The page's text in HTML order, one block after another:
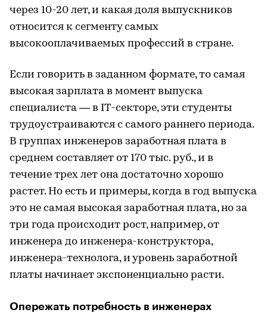
через 10-20 лет, и какая доля выпускников
относится к сегменту самых
высокооплачиваемых профессий в стране.
Если говорить в заданном формате, то самая
высокая зарплата в момент выпуска
специалиста — в IT-секторе, эти студенты
трудоустраиваются с самого раннего периода.
В группах инженеров заработная плата в
среднем составляет от 170 тыс. руб., и в
течение трех лет она достаточно хорошо
растет. Но есть и примеры, когда в год выпуска
это не самая высокая заработная плата, но за
три года происходит рост, например, от
инженера до инженера-конструктора,
инженера-технолога, и уровень заработной
платы начинает экспоненциально расти.
Опережать потребность в инженерах